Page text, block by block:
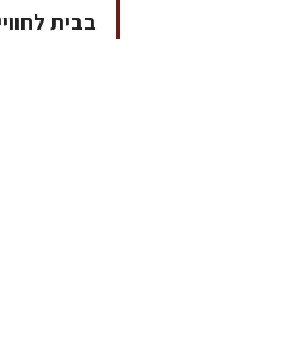
בבית